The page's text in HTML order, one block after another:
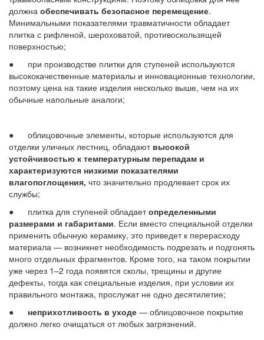
должна обеспечивать безопасное перемещение.
Минимальными показателями травматичности обладает
плитка с рифленой, шероховатой, противоскользящей
поверхностью;
● при производстве плитки для ступеней используются
высококачественные материалы и инновационные технологии,
поэтому цена на такие изделия несколько выше, чем на их
обычные напольные аналоги;
● облицовочные элементы, которые используются для
отделки уличных лестниц, обладают высокой
устойчивостью к температурным перепадам и
характеризуются низкими показателями
влагопоглощения, что значительно продлевает срок их
службы;
● плитка для ступеней обладаетопределенными
размерами и габаритами. Если вместо специальной отделки
применить обычную керамику, это приведет к перерасходу
материала — возникнет необходимость подрезать и подгонять
много отдельных фрагментов. Кроме того, на таком покрытии
уже через 1–2 года появятся сколы, трещины и другие
дефекты, тогда как специальные изделия, при условии их
правильного монтажа, прослужат не одно десятилетие;
●
неприхотливость в уходе — облицовочное покрытие
должно легко очищаться от любых загрязнений.